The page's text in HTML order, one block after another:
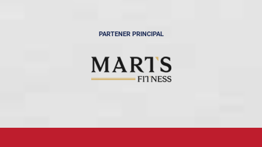
PARTENER PRINCIPAL